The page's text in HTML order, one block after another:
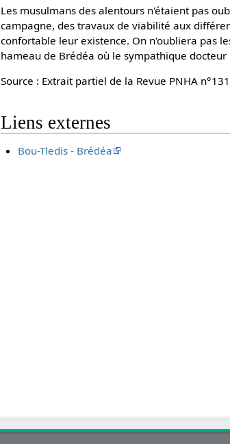
Les musulmans des alentours n'étaient pas
campagne, des travaux de viabilité aux
confortable leur existence. On n'oubliera pas
hameau de Brédéa où le sympathique
Source : Extrait partiel de la Revue PNHA n°131
Liens externes
Bou-Tledis - Brédéa